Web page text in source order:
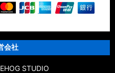
会社
STUDIO